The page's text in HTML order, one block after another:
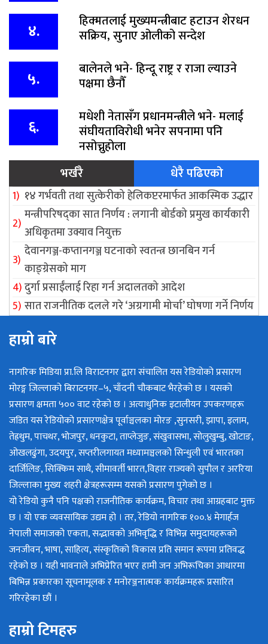
४. हिक्मतलाई मुख्यमन्त्रीबाट हटाउन शेरधन
सक्रिय, सुनाए ओलीको सन्देश
५. बालेनले भने- हिन्दू राष्ट्र र राजा ल्याउने
पक्षमा छैनौँ
६. मधेशी नेतासँग प्रधानमन्त्रीले भने- मलाई
संघीयताविरोधी भनेर सपनामा पनि
नसोच्नुहोला
भर्खरै
धेरै पढिएको
१४ गर्भवती तथा सुत्केरीको हेलिकप्टरमार्फत आकस्मिक उद्धार
मन्त्रीपरिषद्का सात निर्णय : लगानी बोर्डको प्रमुख कार्यकारी
अधिकृतमा उक्याव नियुक्त
देवानगञ्ज-कप्तानगञ्ज घटनाको स्वतन्त्र छानबिन गर्न
काङ्ग्रेसको माग
दुर्गा प्रसाईंलाई रिहा गर्न अदालतको आदेश
सात राजनीतिक दलले गरे ‘अग्रगामी मोर्चा’ घोषणा गर्ने निर्णय
हाम्रो बारे
नागरिक मिडिया प्रा.लि विराटनगर द्वारा संचालित यस रेडियोको प्रसारण
मोरङ्ग जिल्लाको बिराटनगर–५, चाँदनी चौकबाट भैरहेको छ । यसको
प्रसारण क्षमता ५०० वाट रहेको छ । अत्याधुनिक इटालीयन उपकरणहरू
जडित यस रेडियोको प्रसारणक्षेत्र पूर्वाञ्चलका मोरङ ,सुनसरी, झापा, इलाम,
तेह्रथुम, पाचथर, भोजपुर, धनकुटा, ताप्लेजुङ, संखुवासभा, सोलुखुम्बु, खोटाङ,
ओखलढुंगा, उदयपुर, सप्तरीलगायत मध्यामञ्चलको सिन्धुली एवं भारतका
दार्जिलिङ, सिक्किम साथै, सीमावर्ती भारत,विहार राज्यको सुपौल र अररिया
जिल्लाका मुख्य शहरी क्षेत्रहरूसम्म यसको प्रसारण पुगेको छ ।
यो रेडियो कुनै पनि पक्षको राजनीतिक कार्यक्रम, विचार तथा आग्रहबाट मुक्त
छ । यो एक व्यवसायिक उद्यम हो । तर, रेडियो नागरिक १००.४ मेगार्हज
नेपाली समाजको एकता, सद्भावको अभिवृद्धि र विभिन्न समुदायहरूको
जनजीवन, भाषा, साहित्य, संस्कृतिको विकास प्रति समान रूपमा प्रतिवद्ध
रहेको छ । यही भावनाले अभिप्रेरित भएर हामी जन अभिरूचिका आधारमा
बिभिन्न प्रकारका सूचनामूलक र मनोरञ्जनात्मक कार्यक्रमहरू प्रसारित
गरिरहेका छौं ।
हाम्रो टिमहरु